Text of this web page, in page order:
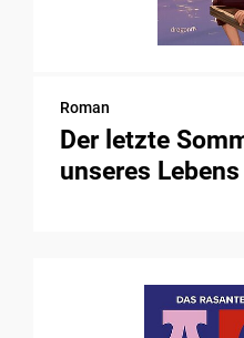
Roman
Der letzte
unseres Lebens